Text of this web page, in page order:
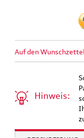
Auf den Wunschzettel
Hinweis: